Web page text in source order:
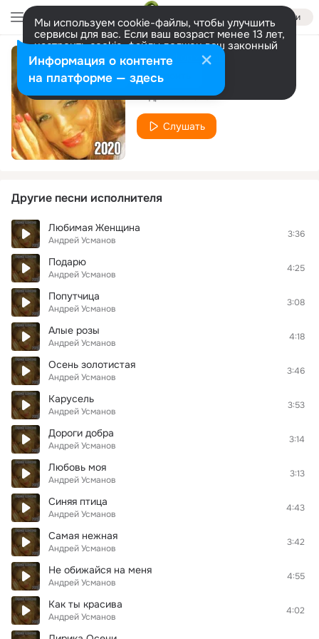
Войти
Мы используем cookie-файлы, чтобы улучшить
сервисы для вас. Если ваш возраст менее 13 лет,
настроить cookie-файлы должен ваш законный
представитель. Больше информации
Разрешить все Настроить
Мои чувства
Андрей Усманов
Слушать
Другие песни исполнителя
Любимая Женщина
Андрей Усманов
3:36
Подарю
Андрей Усманов
4:25
Попутчица
Андрей Усманов
3:08
Алые розы
Андрей Усманов
4:18
Осень золотистая
Андрей Усманов
3:46
Карусель
Андрей Усманов
3:53
Дороги добра
Андрей Усманов
3:14
Любовь моя
Андрей Усманов
3:13
Синяя птица
Андрей Усманов
4:43
Самая нежная
Андрей Усманов
3:42
Не обижайся на меня
Андрей Усманов
4:55
Как ты красива
Андрей Усманов
4:02
Информация о контенте
на платформе — здесь